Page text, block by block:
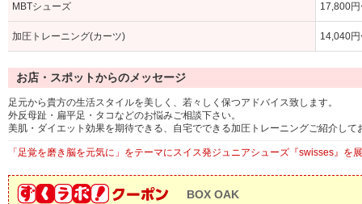
MBTシューズ 17,800
加圧トレーニング(カーツ) 14,040
お店・スポットからのメッセージ
足元から貴方の生活スタイルを美しく、若々しく保つアドバイス致します。
外反母趾・扁平足・タコなどのお悩みご相談下さい。
美肌・ダイエット効果を期待できる、自宅でできる加圧トレーニングご紹介して
「足覚を磨き脳を元気に」をテーマにスイス発ジュニアシューズ『swisses』を
BOX OAK